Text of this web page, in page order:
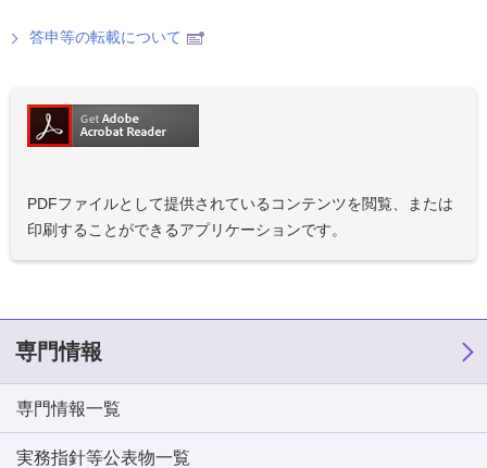
答申等の転載について
PDFファイルとして提供されているコンテンツを閲覧、または
印刷することができるアプリケーションです。
専門情報
専門情報一覧
実務指針等公表物一覧